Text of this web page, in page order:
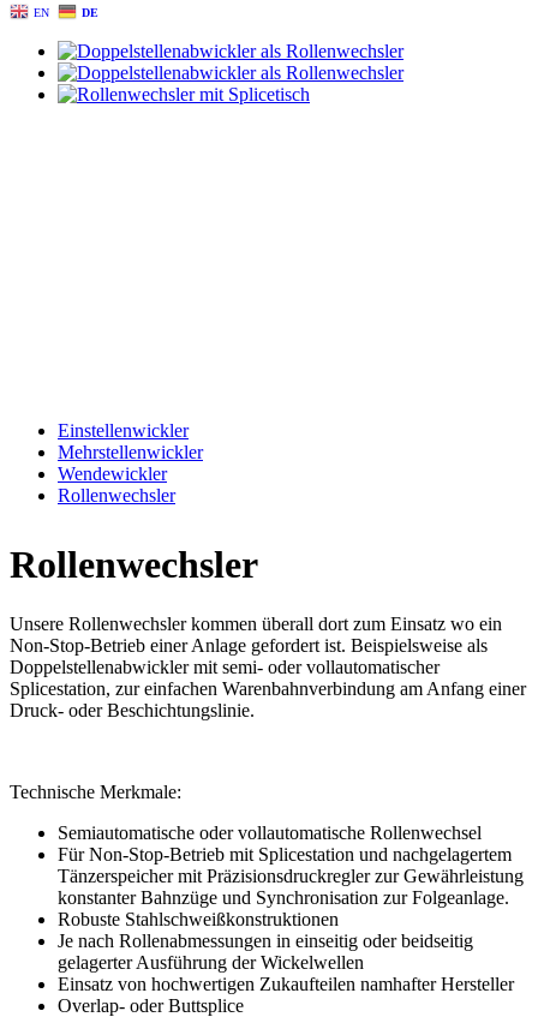
EN DE
Einstellenwickler
Mehrstellenwickler
Wendewickler
Rollenwechsler
Rollenwechsler
Unsere Rollenwechsler kommen überall dort zum Einsatz wo ein
Non-Stop-Betrieb einer Anlage gefordert ist. Beispielsweise als
Doppelstellenabwickler mit semi- oder vollautomatischer
Splicestation, zur einfachen Warenbahnverbindung am Anfang einer
Druck- oder Beschichtungslinie.
Technische Merkmale:
Semiautomatische oder vollautomatische Rollenwechsel
Für Non-Stop-Betrieb mit Splicestation und nachgelagertem
Tänzerspeicher mit Präzisionsdruckregler zur Gewährleistung
konstanter Bahnzüge und Synchronisation zur Folgeanlage.
Robuste Stahlschweißkonstruktionen
Je nach Rollenabmessungen in einseitig oder beidseitig
gelagerter Ausführung der Wickelwellen
Einsatz von hochwertigen Zukaufteilen namhafter Hersteller
Overlap- oder Buttsplice